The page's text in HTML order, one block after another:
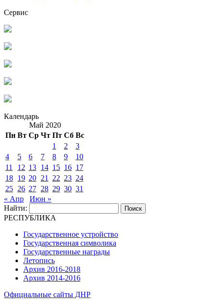
Сервис
Календарь
Май 2020
Пн Вт Ср Чт Пт Сб Вс
1
2
3
4
5 6 7 8 9
10
11
12 13 14 15 16 17
18 19 20 21 22 23 24
25 26 27 28 29 30 31
« Апр
Июн »
Найти:
РЕСПУБЛИКА
Государственное устройство
Государственная символика
Государственные награды
Летопись
Архив 2016-2018
Архив 2014-2016
Официальные сайты ДНР